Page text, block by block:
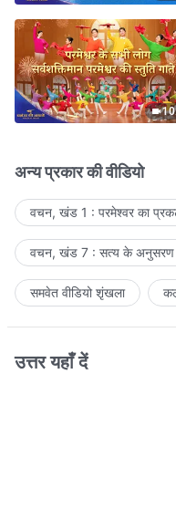
अन्य प्रकार की वीडियो
वचन, खंड 1 : परमेश्वर का
वचन, खंड 7 : सत्य के अनुसरण के
समवेत वीडियो शृंखला
उत्तर यहाँ दें